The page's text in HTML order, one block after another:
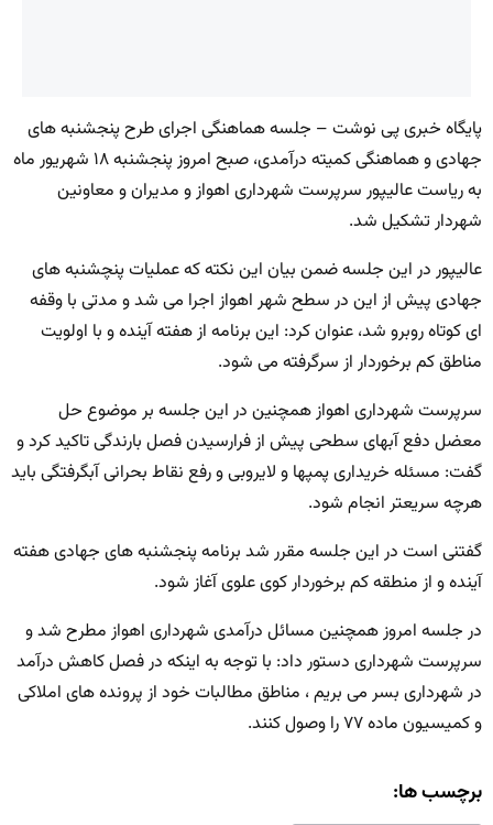
پایگاه خبری پی نوشت – جلسه هماهنگی اجرای طرح پنجشنبه های
جهادی و هماهنگی کمیته درآمدی، صبح امروز پنجشنبه ۱۸ شهریور ماه
به ریاست عالیپور سرپرست شهرداری اهواز و مدیران و معاونین
شهردار تشکیل شد.
عالیپور در این جلسه ضمن بیان این نکته که عملیات پنچشنبه های
جهادی پیش از این در سطح شهر اهواز اجرا می شد و مدتی با وقفه
ای کوتاه روبرو شد، عنوان کرد: این برنامه از هفته آینده و با اولویت
مناطق کم برخوردار از سرگرفته می شود.
سرپرست شهرداری اهواز همچنین در این جلسه بر موضوع حل
معضل دفع آبهای سطحی پیش از فرارسیدن فصل بارندگی تاکید کرد و
گفت: مسئله خریداری پمپها و لایروبی و رفع نقاط بحرانی آبگرفتگی باید
هرچه سریعتر انجام شود.
گفتنی است در این جلسه مقرر شد برنامه پنجشنبه های جهادی هفته
آینده و از منطقه کم برخوردار کوی علوی آغاز شود.
در جلسه امروز همچنین مسائل درآمدی شهرداری اهواز مطرح شد و
سرپرست شهرداری دستور داد: با توجه به اینکه در فصل کاهش درآمد
در شهرداری بسر می بریم ، مناطق مطالبات خود از پرونده های املاکی
و کمیسیون ماده ۷۷ را وصول کنند.
برچسب ها: